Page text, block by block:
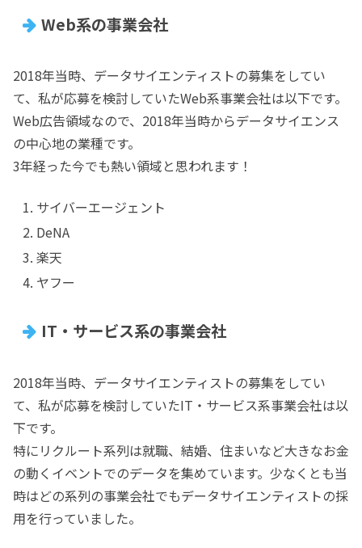
Web系の事業会社
2018年当時、データサイエンティストの募集をしてい
て、私が応募を検討していたWeb系事業会社は以下です。
Web広告領域なので、2018年当時からデータサイエンス
の中心地の業種です。
3年経った今でも熱い領域と思われます！
サイバーエージェント
DeNA
楽天
ヤフー
IT・サービス系の事業会社
2018年当時、データサイエンティストの募集をしてい
て、私が応募を検討していたIT・サービス系事業会社は以
下です。
特にリクルート系列は就職、結婚、住まいなど大きなお金
の動くイベントでのデータを集めています。少なくとも当
時はどの系列の事業会社でもデータサイエンティストの採
用を行っていました。